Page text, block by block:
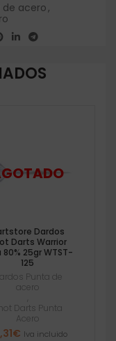
de acero,
Dardos
Darts Warrior
80% 25gr WTST-
125
Punta de
acero
Darts Punta
Acero
€ Iva incluido